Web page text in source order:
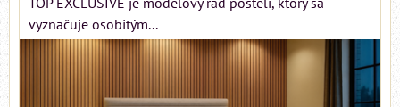
vyznačuje osobitým...